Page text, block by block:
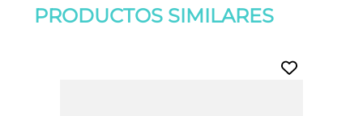
PRODUCTOS SIMILARES